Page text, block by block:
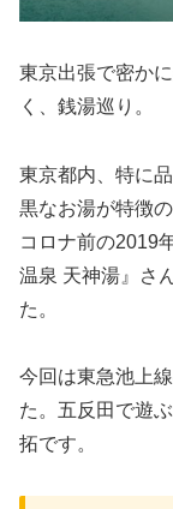
東京出張で密か
く、銭湯巡り。
東京都内、特に
黒なお湯が特徴
コロナ前の2019
温泉 天神湯』さ
た。
今回は東急池上
た。五反田で遊
拓です。